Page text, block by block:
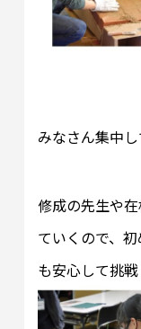
みなさん集中
修成の先生や
ていくので、
も安心して挑